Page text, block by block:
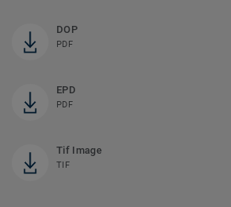
DOP
PDF
EPD
PDF
Tif Image
TIF